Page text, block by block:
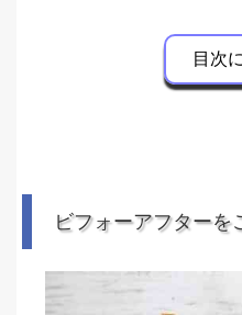
目次
ビフォーアフターを